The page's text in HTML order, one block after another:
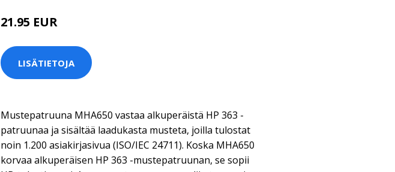
21.95 EUR
LISÄTIETOJA
Mustepatruuna MHA650 vastaa alkuperäistä HP 363 -
patruunaa ja sisältää laadukasta musteta, joilla tulostat
noin 1.200 asiakirjasivua (ISO/IEC 24711). Koska MHA650
korvaa alkuperäisen HP 363 -mustepatruunan, se sopii